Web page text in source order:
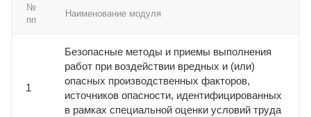
№
пп
Наименование модуля
1
Безопасные методы и приемы выполнения
работ при воздействии вредных и (или)
опасных производственных факторов,
источников опасности, идентифицированных
в рамках специальной оценки условий труда